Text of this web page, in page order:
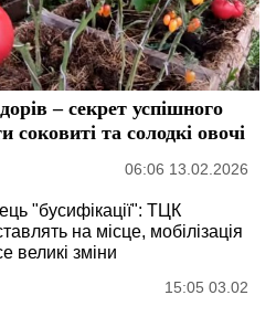
– секрет успішного
та солодкі овочі
06:06 13.02.2026
"бусифікації": ТЦК
на місце, мобілізація
великі зміни
15:05 03.02